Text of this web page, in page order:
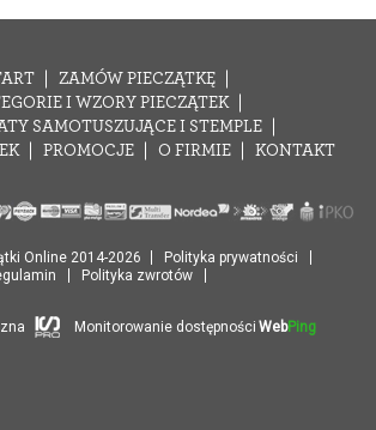
ZAMÓW PIECZĄTKĘ
I WZORY PIECZĄTEK
SAMOTUSZUJĄCE I STEMPLE
PROMOCJE O FIRMIE KONTAKT
Online 2014-2026
Polityka prywatności
Polityka zwrotów
Monitorowanie dostępności WebPing